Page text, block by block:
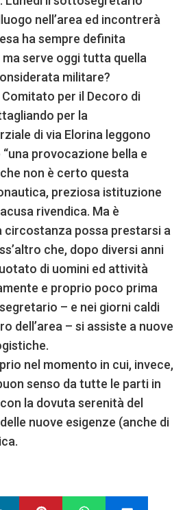
nell’area ed incontrerà
ha sempre definita
serve oggi tutta quella
militare?
per il Decoro di
per la
di via Elorina leggono
provocazione bella e
che non è certo questa
preziosa istituzione
rivendica. Ma è
circostanza possa prestarsi a
che, dopo diversi anni
di uomini ed attività
e proprio poco prima
– e nei giorni caldi
dell’area – si assiste a nuove
nel momento in cui, invece,
senso da tutte le parti in
la dovuta serenità del
nuove esigenze (anche di